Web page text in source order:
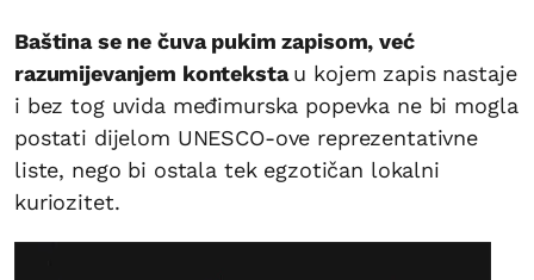
Baština se ne čuva pukim zapisom, već
razumijevanjem kontekstau kojem zapis nastaje
i bez tog uvida međimurska popevka ne bi mogla
postati dijelom UNESCO-ove reprezentativne
liste, nego bi ostala tek egzotičan lokalni
kuriozitet.